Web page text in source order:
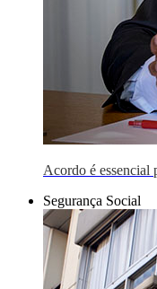
Acordo é essencial
Segurança Social